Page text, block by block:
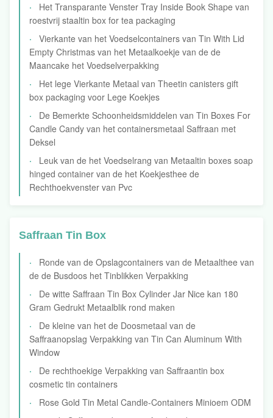
Het Transparante Venster Tray Inside Book Shape van
roestvrij staaltin box for tea packaging
Vierkante van het Voedselcontainers van Tin With Lid
Empty Christmas van het Metaalkoekje van de de
Maancake het Voedselverpakking
Het lege Vierkante Metaal van Theetin canisters gift
box packaging voor Lege Koekjes
De Bemerkte Schoonheidsmiddelen van Tin Boxes For
Candle Candy van het containersmetaal Saffraan met
Deksel
Leuk van de het Voedselrang van Metaaltin boxes soap
hinged container van de het Koekjesthee de
Rechthoekvenster van Pvc
Saffraan Tin Box
Ronde van de Opslagcontainers van de Metaalthee van
de de Busdoos het Tinblikken Verpakking
De witte Saffraan Tin Box Cylinder Jar Nice kan 180
Gram Gedrukt Metaalblik rond maken
De kleine van het de Doosmetaal van de
Saffraanopslag Verpakking van Tin Can Aluminum With
Window
De rechthoekige Verpakking van Saffraantin box
cosmetic tin containers
Rose Gold Tin Metal Candle-Containers Minioem ODM